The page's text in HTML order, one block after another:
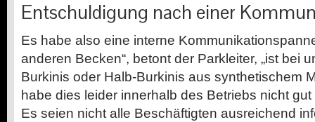
Entschuldigung nach einer
Es habe also eine interne
anderen Becken“, betont der Parkleiter, „ist bei
Burkinis oder Halb-Burkinis aus synthetischem
habe dies leider innerhalb des Betriebs nicht
Es seien nicht alle Beschäftigten ausreichend